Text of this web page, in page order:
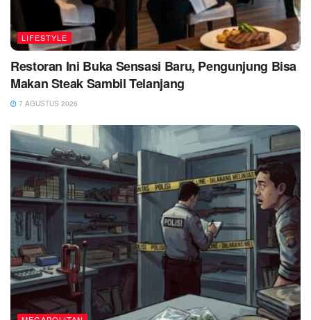
LIFESTYLE
Restoran Ini Buka Sensasi Baru, Pengunjung Bisa
Makan Steak Sambil Telanjang
7 AGUSTUS 2026